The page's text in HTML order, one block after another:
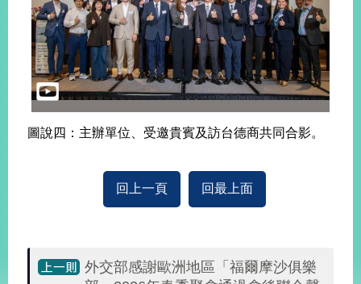
我
們
圖說四：主辦單位、受邀貴賓及訪台德商共同合影。
回上一頁 回最上面
外交部感謝歐洲地區「福爾摩沙俱樂